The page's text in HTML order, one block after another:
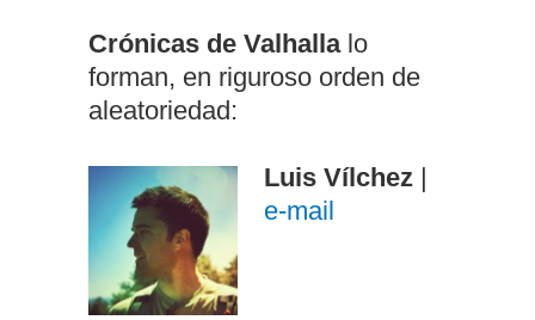
Crónicas de Valhallalo
forman, en riguroso orden de
aleatoriedad:
Luis Vílchez |
e-mail